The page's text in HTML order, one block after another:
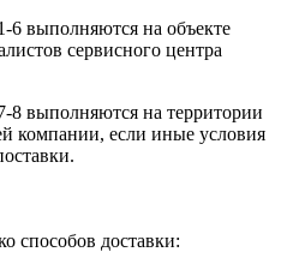
6 выполняются на объекте
сервисного центра
8 выполняются на территории
компании, если иные условия
способов доставки: